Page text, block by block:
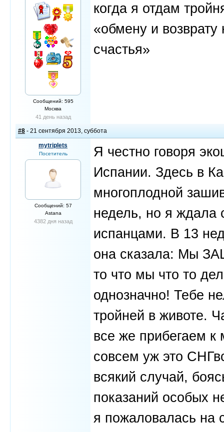
Сообщений: 595
Москва
41 день назад
когда я отдам
«обмену и
счастья»
#8 - 21 сентября 2013, суббота
mytriplets
Посетитель
Сообщений: 57
Astana
4382 дня назад
Я честно говоря
Испании. Здесь в
многоплодной
недель, но я ждала
испанцами. В 13
она сказала: Мы
то что мы что то
однозначно! Тебе
тройней в животе.
все же прибегаем
совсем уж это
всякий случай,
показаний особых
я пожаловалась на